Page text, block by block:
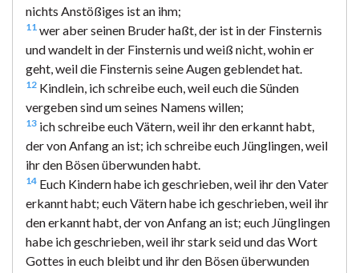
nichts Anstößiges ist an ihm;
11 wer aber seinen Bruder haßt, der ist in der Finsternis
und wandelt in der Finsternis und weiß nicht, wohin er
geht, weil die Finsternis seine Augen geblendet hat.
12 Kindlein, ich schreibe euch, weil euch die Sünden
vergeben sind um seines Namens willen;
13 ich schreibe euch Vätern, weil ihr den erkannt habt,
der von Anfang an ist; ich schreibe euch Jünglingen, weil
ihr den Bösen überwunden habt.
14 Euch Kindern habe ich geschrieben, weil ihr den Vater
erkannt habt; euch Vätern habe ich geschrieben, weil ihr
den erkannt habt, der von Anfang an ist; euch Jünglingen
habe ich geschrieben, weil ihr stark seid und das Wort
Gottes in euch bleibt und ihr den Bösen überwunden